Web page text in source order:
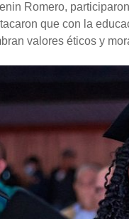
Romero,
que con la
valores éticos y